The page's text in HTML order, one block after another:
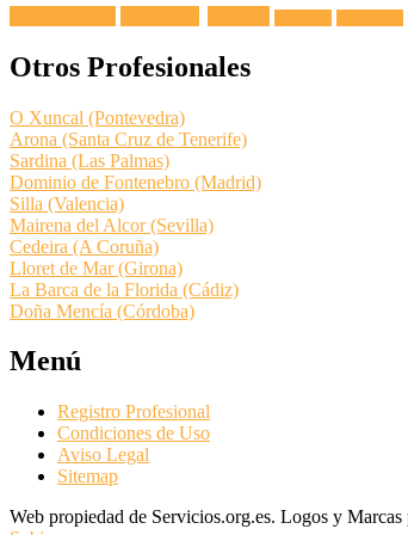
Otros Profesionales
O Xuncal (Pontevedra)
Arona (Santa Cruz de Tenerife)
Sardina (Las Palmas)
Dominio de Fontenebro (Madrid)
Silla (Valencia)
Mairena del Alcor (Sevilla)
Cedeira (A Coruña)
Lloret de Mar (Girona)
La Barca de la Florida (Cádiz)
Doña Mencía (Córdoba)
Menú
Registro Profesional
Condiciones de Uso
Aviso Legal
Sitemap
Web propiedad de Servicios.org.es. Logos y Marcas